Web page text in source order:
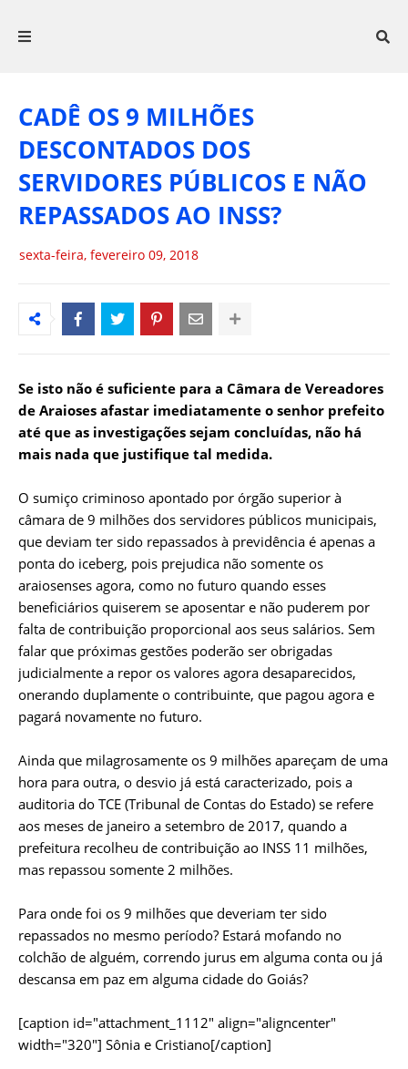
CADÊ OS 9 MILHÕES
DESCONTADOS DOS
SERVIDORES PÚBLICOS E NÃO
REPASSADOS AO INSS?
sexta-feira, fevereiro 09, 2018
Se isto não é suficiente para a Câmara de Vereadores
de Araioses afastar imediatamente o senhor prefeito
até que as investigações sejam concluídas, não há
mais nada que justifique tal medida.
O sumiço criminoso apontado por órgão superior à
câmara de 9 milhões dos servidores públicos municipais,
que deviam ter sido repassados à previdência é apenas a
ponta do iceberg, pois prejudica não somente os
araiosenses agora, como no futuro quando esses
beneficiários quiserem se aposentar e não puderem por
falta de contribuição proporcional aos seus salários. Sem
falar que próximas gestões poderão ser obrigadas
judicialmente a repor os valores agora desaparecidos,
onerando duplamente o contribuinte, que pagou agora e
pagará novamente no futuro.
Ainda que milagrosamente os 9 milhões apareçam de uma
hora para outra, o desvio já está caracterizado, pois a
auditoria do TCE (Tribunal de Contas do Estado) se refere
aos meses de janeiro a setembro de 2017, quando a
prefeitura recolheu de contribuição ao INSS 11 milhões,
mas repassou somente 2 milhões.
Para onde foi os 9 milhões que deveriam ter sido
repassados no mesmo período? Estará mofando no
colchão de alguém, correndo jurus em alguma conta ou já
descansa em paz em alguma cidade do Goiás?
[caption id="attachment_1112" align="aligncenter"
width="320"] Sônia e Cristiano[/caption]